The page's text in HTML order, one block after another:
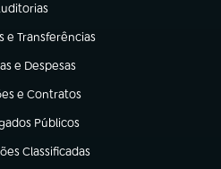
em nova aba)
e Transferências
aba)
e Despesas
nova aba)
e Contratos
nova aba)
Públicos
nova aba)
Classificadas
aba)